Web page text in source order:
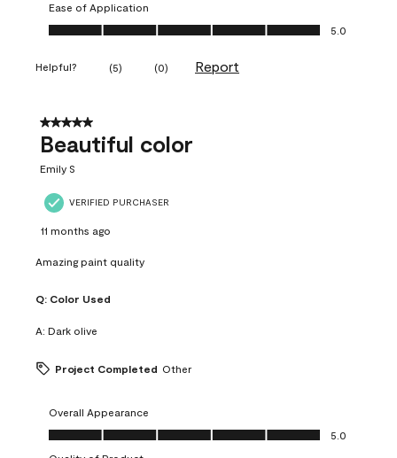
Ease of Application
Ease of Application, 5.0 out of 5
5.0
Helpful? (5) (0) Report
5 out of 5 stars.
Beautiful color
Emily S
VERIFIED PURCHASER
11 months ago
Amazing paint quality
Q: Color Used
A: Dark olive
Project Completed Other
Overall Appearance
Overall Appearance, 5.0 out of 5
5.0